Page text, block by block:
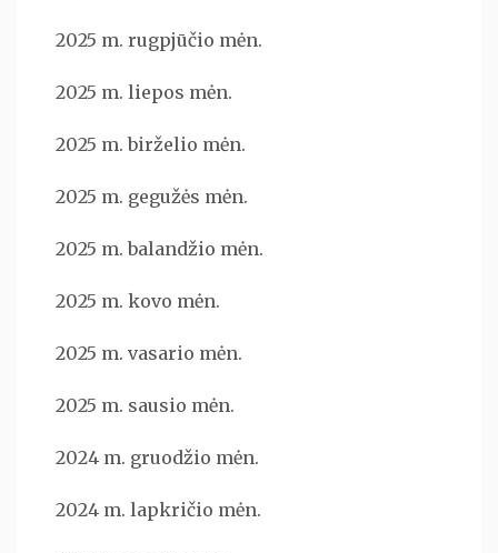
2025 m. rugpjūčio mėn.
2025 m. liepos mėn.
2025 m. birželio mėn.
2025 m. gegužės mėn.
2025 m. balandžio mėn.
2025 m. kovo mėn.
2025 m. vasario mėn.
2025 m. sausio mėn.
2024 m. gruodžio mėn.
2024 m. lapkričio mėn.